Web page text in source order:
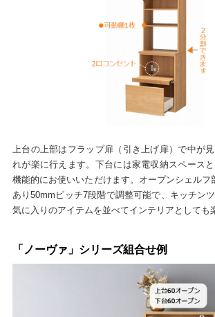
上台の上部はフラップ扉（引き上げ扉）で中が
れが楽に行えます。下台には家電収納スペース
機能的にお使いいただけます。オープンシェルフ
あり50mmピッチ7段階で調整可能で、キッチン
気に入りのアイテムを並べてインテリアとしても
「ノーヴァ」シリーズ組合せ例